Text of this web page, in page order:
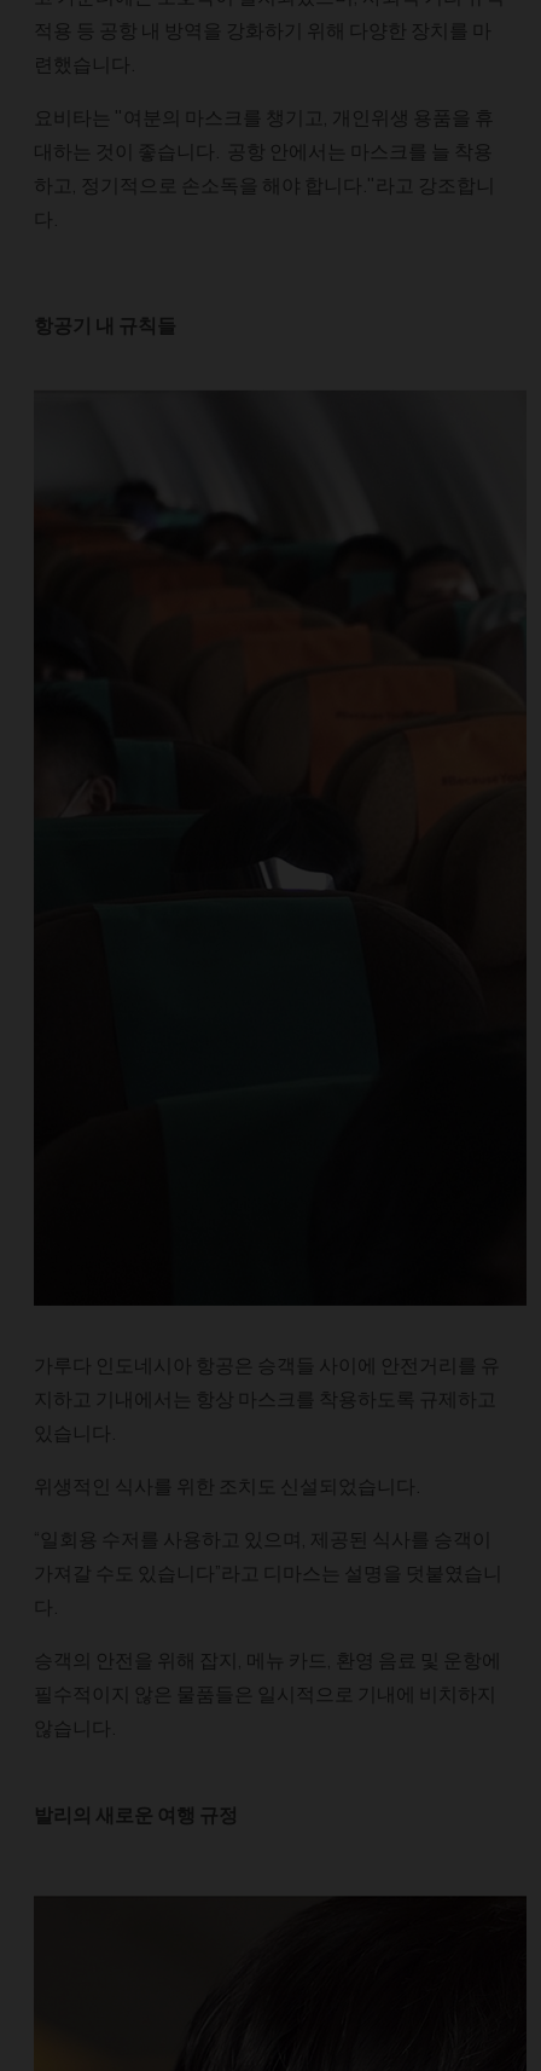
적용 등 공항 내 방역을 강화하기 위해 다양한 장치를 마
련했습니다.
요비타는 "여분의 마스크를 챙기고, 개인위생 용품을 휴
대하는 것이 좋습니다. 공항 안에서는 마스크를 늘 착용
하고, 정기적으로 손소독을 해야 합니다."라고 강조합니
다.
항공기 내 규칙들
가루다 인도네시아 항공은 승객들 사이에 안전거리를 유
지하고 기내에서는 항상 마스크를 착용하도록 규제하고
있습니다.
위생적인 ​​식사를 위한 조치도 신설되었습니다.
“일회용 수저를 사용하고 있으며, 제공된 식사를 승객이
가져갈 수도 있습니다”라고 디마스는 설명을 덧붙였습니
다.
승객의 안전을 위해 잡지, 메뉴 카드, 환영 음료 및 운항에
필수적이지 않은 물품들은 일시적으로 기내에 비치하지
않습니다.
발리의 새로운 여행 규정